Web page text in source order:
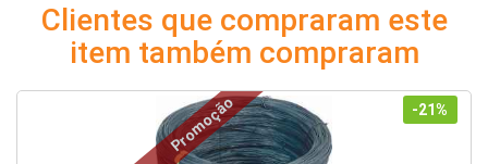
Clientes que compraram este
item também compraram
-21%
Promoção